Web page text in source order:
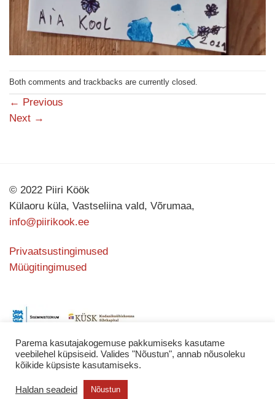
Both comments and trackbacks are currently closed.
← Previous
Next →
© 2022 Piiri Köök
Külaoru küla, Vastseliina vald, Võrumaa,
info@piirikook.ee
Privaatsustingimused
Müügitingimused
Kodulehe valmistasKATING
Parema kasutajakogemuse pakkumiseks kasutame
veebilehel küpsiseid. Valides "Nõustun", annab nõusoleku
kõikide küpsiste kasutamiseks.
Haldan seadeid Nõustun